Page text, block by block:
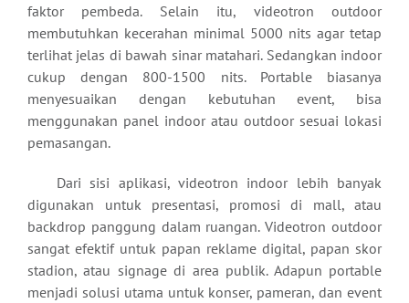
faktor pembeda. Selain itu, videotron outdoor
membutuhkan kecerahan minimal 5000 nits agar tetap
terlihat jelas di bawah sinar matahari. Sedangkan indoor
cukup dengan 800-1500 nits. Portable biasanya
menyesuaikan dengan kebutuhan event, bisa
menggunakan panel indoor atau outdoor sesuai lokasi
pemasangan.
Dari sisi aplikasi, videotron indoor lebih banyak
digunakan untuk presentasi, promosi di mall, atau
backdrop panggung dalam ruangan. Videotron outdoor
sangat efektif untuk papan reklame digital, papan skor
stadion, atau signage di area publik. Adapun portable
menjadi solusi utama untuk konser, pameran, dan event